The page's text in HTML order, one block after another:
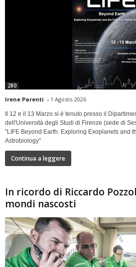
280
Irene Parenti - 1 Agosto 2026
Il 12 e il 13 Marzo si è tenuto presso il
dell'Università degli Studi di Firenze (sede di
"LIFE Beyond Earth. Exploring Exoplanets and
Astrobiology"
Continua a leggere
In ricordo di Riccardo
mondi nascosti